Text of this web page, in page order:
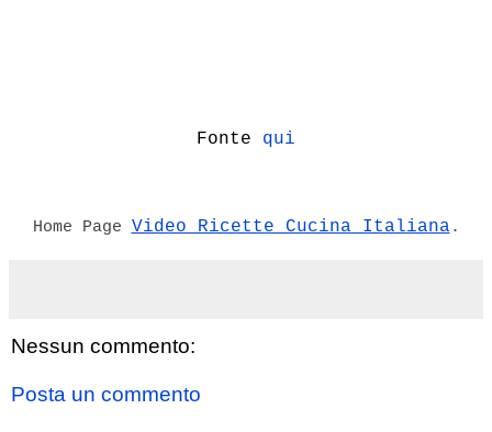
Fonte qui
Home Page Video Ricette Cucina Italiana .
Nessun commento:
Posta un commento